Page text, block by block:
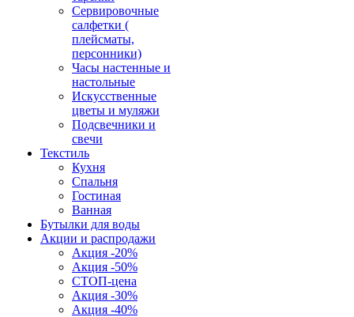
Сервировочные
салфетки (
плейсматы,
персонники)
Часы настенные и
настольные
Искусственные
цветы и муляжи
Подсвечники и
свечи
Текстиль
Кухня
Спальня
Гостиная
Ванная
Бутылки для воды
Акции и распродажи
Акция -20%
Акция -50%
СТОП-цена
Акция -30%
Акция -40%